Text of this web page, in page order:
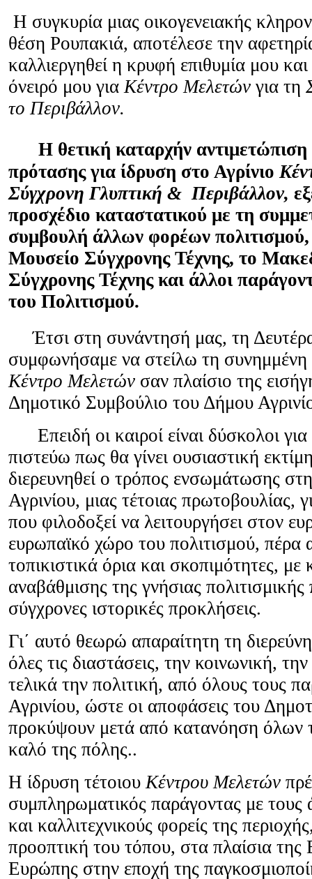
Η συγκυρία μιας οικογενειακής
θέση Ρουπακιά, αποτέλεσε την
καλλιεργηθεί η κρυφή επιθυμία μου
όνειρό μου για Κέντρο Μελετών για τη
το Περιβάλλον.
Η θετική καταρχήν
πρότασης για ίδρυση στο Αγρίνιο
Σύγχρονη Γλυπτική & Περιβάλλον,
προσχέδιο καταστατικού με τη
συμβουλή άλλων φορέων
Μουσείο Σύγχρονης Τέχνης, το
Σύγχρονης Τέχνης και άλλοι
του Πολιτισμού.
Έτσι στη συνάντησή μας, τη
συμφωνήσαμε να στείλω τη συνημμένη
Κέντρο Μελετών σαν πλαίσιο της
Δημοτικό Συμβούλιο του Δήμου
Επειδή οι καιροί είναι δύσκολοι
πιστεύω πως θα γίνει ουσιαστική
διερευνηθεί ο τρόπος ενσωμάτωσης
Αγρινίου, μιας τέτοιας πρωτοβουλίας,
που φιλοδοξεί να λειτουργήσει στον
ευρωπαϊκό χώρο του πολιτισμού, πέρα
τοπικιστικά όρια και σκοπιμότητες, με
αναβάθμισης της γνήσιας
σύγχρονες ιστορικές προκλήσεις.
Γι΄ αυτό θεωρώ απαραίτητη τη
όλες τις διαστάσεις, την κοινωνική,
τελικά την πολιτική, από όλους τους
Αγρινίου, ώστε οι αποφάσεις του
προκύψουν μετά από κατανόηση όλων
καλό της πόλης..
Η ίδρυση τέτοιουΚέντρου Μελετών
συμπληρωματικός παράγοντας με τους
και καλλιτεχνικούς φορείς της
προοπτική του τόπου, στα πλαίσια της
Ευρώπης στην εποχή της